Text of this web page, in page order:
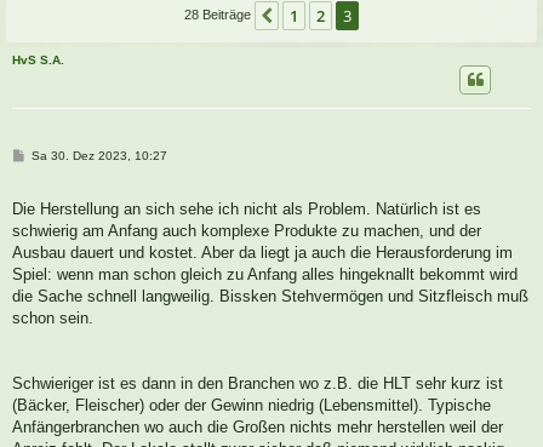
28 Beiträge Vorherige
1 2 3
HvS S.A.
B
r
a
Sa 30. Dez 2023, 10:27
Die Herstellung an sich sehe ich nicht als Problem. Natürlich ist es
schwierig am Anfang auch komplexe Produkte zu machen, und der
Ausbau dauert und kostet. Aber da liegt ja auch die Herausforderung im
Spiel: wenn man schon gleich zu Anfang alles hingeknallt bekommt wird
die Sache schnell langweilig. Bissken Stehvermögen und Sitzfleisch muß
schon sein.
Schwieriger ist es dann in den Branchen wo z.B. die HLT sehr kurz ist
(Bäcker, Fleischer) oder der Gewinn niedrig (Lebensmittel). Typische
Anfängerbranchen wo auch die Großen nichts mehr herstellen weil der